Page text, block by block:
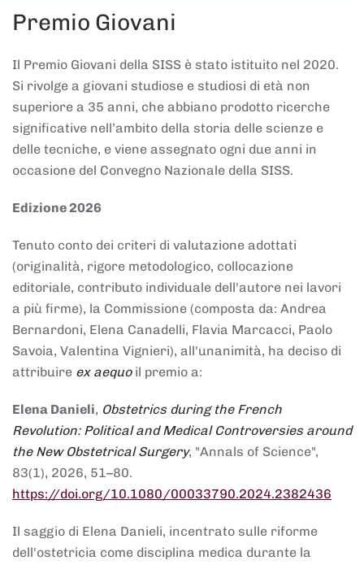
Premio Giovani
Il Premio Giovani della SISS è stato istituito nel 2020.
Si rivolge a giovani studiose e studiosi di età non
superiore a 35 anni, che abbiano prodotto ricerche
significative nell’ambito della storia delle scienze e
delle tecniche, e viene assegnato ogni due anni in
occasione del Convegno Nazionale della SISS.
Edizione 2026
Tenuto conto dei criteri di valutazione adottati
(originalità, rigore metodologico, collocazione
editoriale, contributo individuale dell'autore nei lavori
a più firme), la Commissione (composta da: Andrea
Bernardoni, Elena Canadelli, Flavia Marcacci, Paolo
Savoia, Valentina Vignieri), all'unanimità, ha deciso di
attribuire ex aequoil premio a:
Elena Danieli, Obstetrics during the French
Revolution: Political and Medical Controversies around
the New Obstetrical Surgery, "Annals of Science",
83(1), 2026, 51–80.
https://doi.org/10.1080/00033790.2024.2382436
Il saggio di Elena Danieli, incentrato sulle riforme
dell'ostetricia come disciplina medica durante la